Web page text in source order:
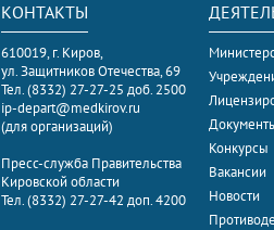
КОНТАКТЫ
610019, г. Киров,
ул. Защитников Отечества, 69
Тел. (8332) 27-27-25 доб. 2500
ip-depart@medkirov.ru
(для организаций)
Пресс-служба Правительства
Кировской области
Тел. (8332) 27-27-42 доп. 4200
Конкурсы
Вакансии
Новости